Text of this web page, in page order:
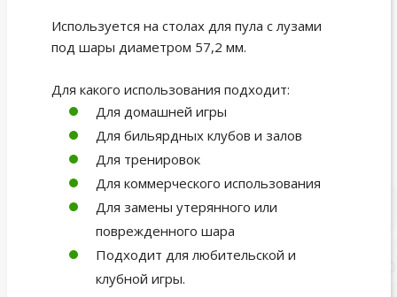
Используется на столах для пула с лузами
под шары диаметром 57,2 мм.
Для какого использования подходит:
Для домашней игры
Для бильярдных клубов и залов
Для тренировок
Для коммерческого использования
Для замены утерянного или
поврежденного шара
Подходит для любительской и
клубной игры.